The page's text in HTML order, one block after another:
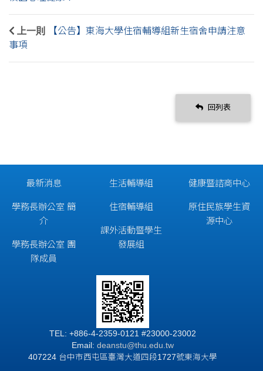
上一則
【公告】東海大學住宿輔導組新生宿舍申請注意
事項
回列表
最新消息
學務長辦公室 簡
介
學務長辦公室 團
隊成員
生活輔導組
住宿輔導組
課外活動暨學生
發展組
健康暨諮商中心
原住民族學生資
源中心
TEL: +886-4-2359-0121 #23000-23002
Email: deanstu@thu.edu.tw
407224 台中市西屯區臺灣大道四段1727號東海大學